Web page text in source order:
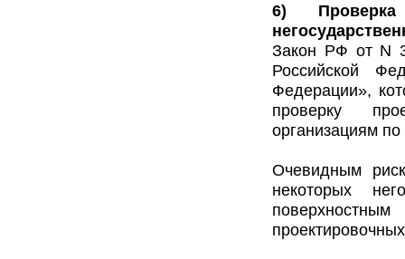
6)
Закон РФ от N
Российской
Федерации»,
проверку
организациям
Очевидным
некоторых